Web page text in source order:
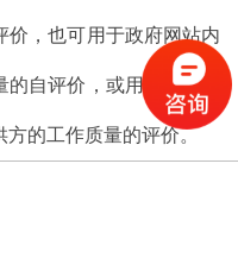
价，也可用于政府网站内
自评价，或用于第三方
方的工作质量的评价。